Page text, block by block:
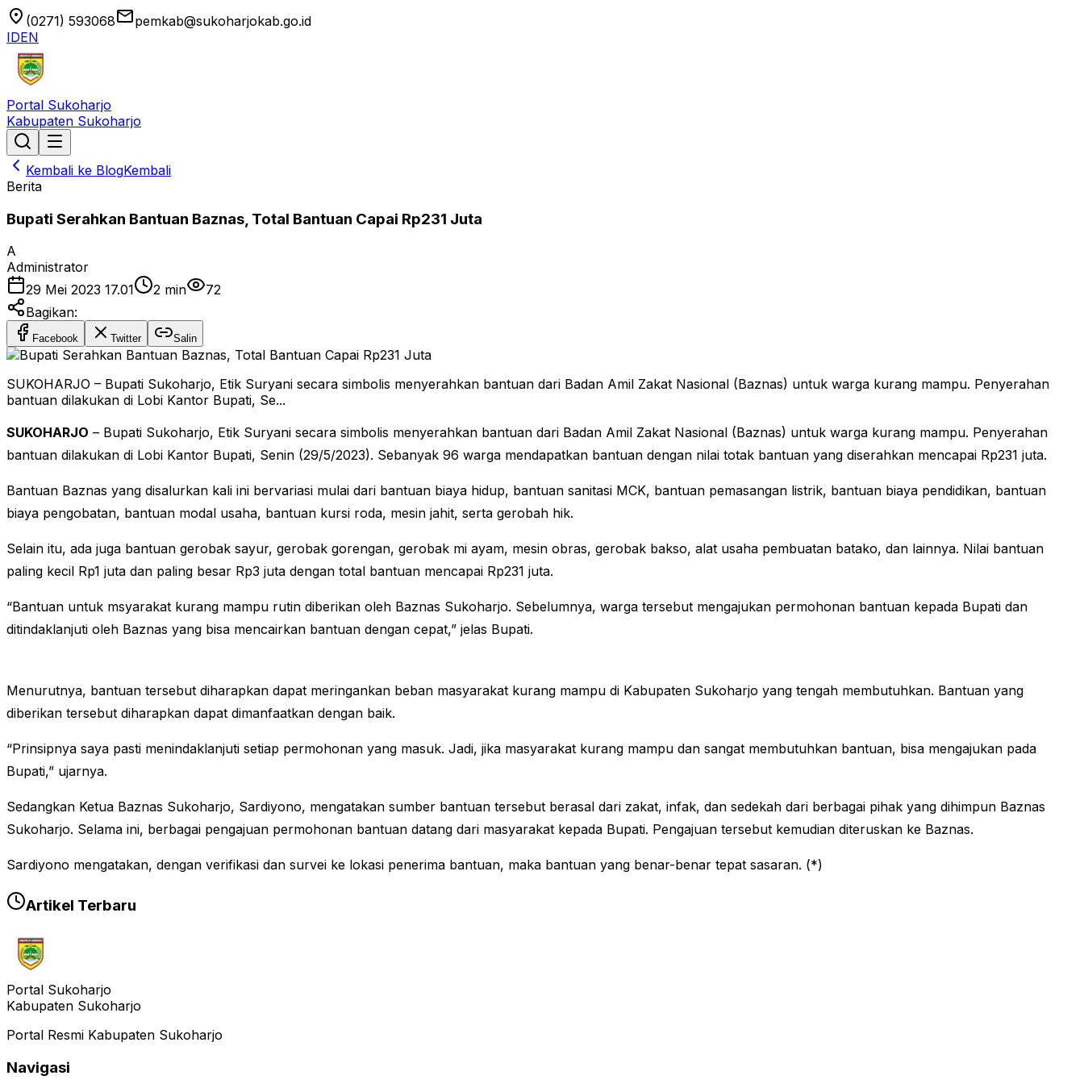
location_on (0271) 593068emailpemkab@sukoharjokab.go.id
IDEN
Portal Sukoharjo
Kabupaten Sukoharjo
Kembali ke BlogKembali
Berita
Bupati Serahkan Bantuan Baznas, Total Bantuan Capai Rp231 Juta
A
Administrator
29 Mei 2023 17.01
2 min
72
Bagikan:
Facebook Twitter Salin
SUKOHARJO – Bupati Sukoharjo, Etik Suryani secara simbolis menyerahkan bantuan dari Badan Amil Zakat Nasional (Baznas) untuk warga kurang mampu. Penyerahan
bantuan dilakukan di Lobi Kantor Bupati, Se...
SUKOHARJO – Bupati Sukoharjo, Etik Suryani secara simbolis menyerahkan bantuan dari Badan Amil Zakat Nasional (Baznas) untuk warga kurang mampu. Penyerahan
bantuan dilakukan di Lobi Kantor Bupati, Senin (29/5/2023). Sebanyak 96 warga mendapatkan bantuan dengan nilai totak bantuan yang diserahkan mencapai Rp231 juta.
Bantuan Baznas yang disalurkan kali ini bervariasi mulai dari bantuan biaya hidup, bantuan sanitasi MCK, bantuan pemasangan listrik, bantuan biaya pendidikan, bantuan
biaya pengobatan, bantuan modal usaha, bantuan kursi roda, mesin jahit, serta gerobah hik.
Selain itu, ada juga bantuan gerobak sayur, gerobak gorengan, gerobak mi ayam, mesin obras, gerobak bakso, alat usaha pembuatan batako, dan lainnya. Nilai bantuan
paling kecil Rp1 juta dan paling besar Rp3 juta dengan total bantuan mencapai Rp231 juta.
“Bantuan untuk msyarakat kurang mampu rutin diberikan oleh Baznas Sukoharjo. Sebelumnya, warga tersebut mengajukan permohonan bantuan kepada Bupati dan
ditindaklanjuti oleh Baznas yang bisa mencairkan bantuan dengan cepat,” jelas Bupati.
Menurutnya, bantuan tersebut diharapkan dapat meringankan beban masyarakat kurang mampu di Kabupaten Sukoharjo yang tengah membutuhkan. Bantuan yang
diberikan tersebut diharapkan dapat dimanfaatkan dengan baik.
“Prinsipnya saya pasti menindaklanjuti setiap permohonan yang masuk. Jadi, jika masyarakat kurang mampu dan sangat membutuhkan bantuan, bisa mengajukan pada
Bupati,” ujarnya.
Sedangkan Ketua Baznas Sukoharjo, Sardiyono, mengatakan sumber bantuan tersebut berasal dari zakat, infak, dan sedekah dari berbagai pihak yang dihimpun Baznas
Sukoharjo. Selama ini, berbagai pengajuan permohonan bantuan datang dari masyarakat kepada Bupati. Pengajuan tersebut kemudian diteruskan ke Baznas.
Sardiyono mengatakan, dengan verifikasi dan survei ke lokasi penerima bantuan, maka bantuan yang benar-benar tepat sasaran. (*)
Artikel Terbaru
Portal Sukoharjo
Kabupaten Sukoharjo
Portal Resmi Kabupaten Sukoharjo
Navigasi